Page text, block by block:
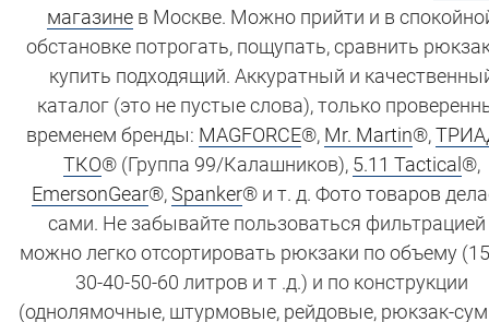
магазине в Москве. Можно прийти и в
обстановке потрогать, пощупать, сравнить
купить подходящий. Аккуратный и
каталог (это не пустые слова), только
временем бренды: MAGFORCE®, Mr. Martin®,
ТКО® (Группа 99/Калашников), 5.11 Tactical ®,
EmersonGear®,Spanker® и т. д. Фото товаров
сами. Не забывайте пользоваться фильтрацией
можно легко отсортировать рюкзаки по объему
30-40-50-60 литров и т .д.) и по конструкции
(однолямочные, штурмовые, рейдовые, рюкзак-